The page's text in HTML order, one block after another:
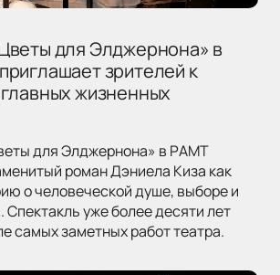
для Элджернона» в
зрителей к
жизненных
для Элджернона» в РАМТ
роман Дэниела Киза как
о человеческой душе, выборе и
Спектакль уже более десяти лет
самых заметных работ театра.